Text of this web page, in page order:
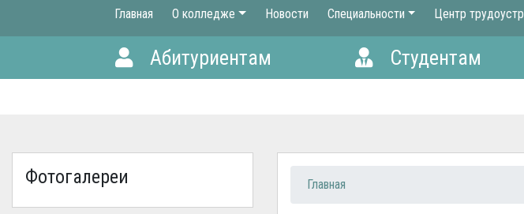
Главная О колледже Новости Специальности Центр
Абитуриентам Студентам
Фотогалереи Вы здесь
Главная